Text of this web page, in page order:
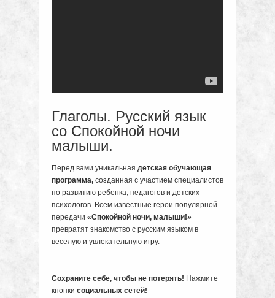
Глаголы. Русский язык
со Спокойной ночи
малыши.
Перед вами уникальная детская обучающая
программа, созданная с участием специалистов
по развитию ребенка, педагогов и детских
психологов. Всем известные герои популярной
передачи «Спокойной ночи, малыши!»
превратят знакомство с русским языком в
веселую и увлекательную игру.
Сохраните себе, чтобы не потерять! Нажмите
кнопки социальных сетей!